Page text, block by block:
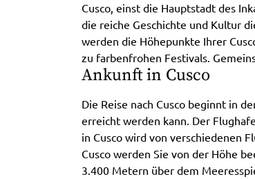
Cusco, einst die Hauptstadt des
die reiche Geschichte und Kultur
werden die Höhepunkte Ihrer
zu farbenfrohen Festivals.
Ankunft in Cusco
Die Reise nach Cusco beginnt in
erreicht werden kann. Der
in Cusco wird von verschiedenen
Cusco werden Sie von der Höhe
3.400 Metern über dem